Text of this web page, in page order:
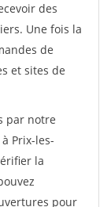
des
Une fois la
de
et sites de
par notre
Prix-les-
la
pour